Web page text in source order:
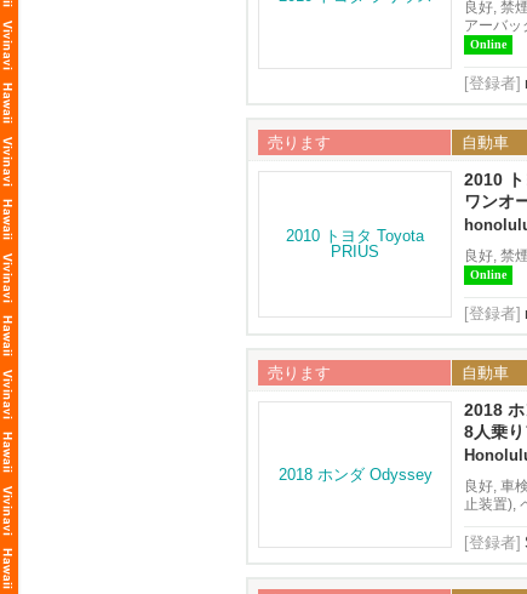
良好, 禁
アーバッ
Online
[登録者]
売ります 自動車
2010
ワンオ
良好, 禁
Online
[登録者]
売ります 自動車
2018
8人乗
良好, 車
止装置),
[登録者]